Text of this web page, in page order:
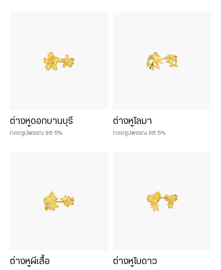
ต่างหูดอกบานบุรี
ทองรูปพรรณ 96.5%
ต่างหูโลมา
ทองรูปพรรณ 96.5%
ต่างหูผีเสื้อ ต่างหูโบดาว